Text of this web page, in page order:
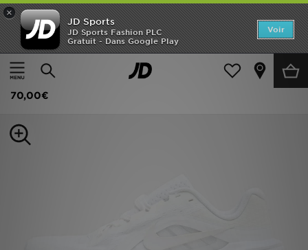
×
JD Sports
JD Sports Fashion PLC
Gratuit - Dans Google Play
Voir
Accueil
Femme Chaussures Femme Baskets
Nike Downshifter 14 Femme
70,00€
Accueil
Nouveautés
Enfant